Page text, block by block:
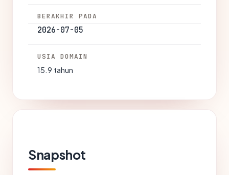
BERAKHIR PADA
2026-07-05
USIA DOMAIN
15.9 tahun
Snapshot